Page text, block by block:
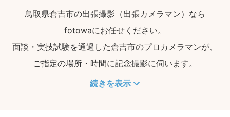
鳥取県倉吉市の出張撮影（出張カメラマン）なら
fotowaにお任せください。
面談・実技試験を通過した倉吉市のプロカメラマンが、
ご指定の場所・時間に記念撮影に伺います。
続きを表示